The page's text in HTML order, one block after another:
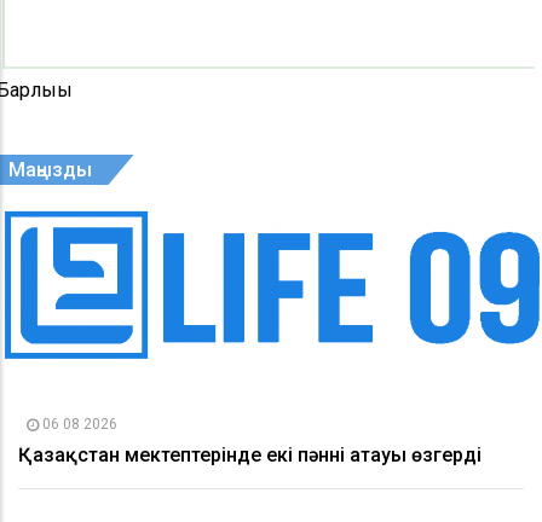
Маңызды
06 08 2026
Қазақстан мектептерінде екі пәннің атауы өзгерді